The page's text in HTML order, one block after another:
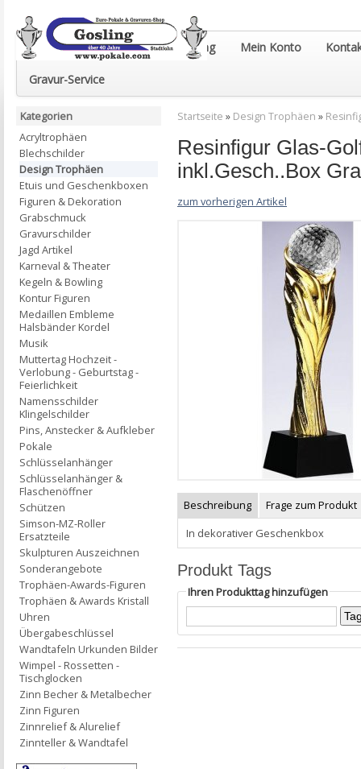
Euro-Pokale & Gravur-Shop Gosling Mein Konto
Gravur-Service
Startseite » Design Trophäen »
Resinfigur Glas-
inkl.Gesch..Box
zum vorherigen Artikel
Beschreibung
Frage zum Produkt
In dekorativer Geschenkbox
Produkt Tags
Ihren Produkttag hinzufügen
Kategorien
Acryltrophäen
Blechschilder
Design Trophäen
Etuis und Geschenkboxen
Figuren & Dekoration
Grabschmuck
Gravurschilder
Jagd Artikel
Karneval & Theater
Kegeln & Bowling
Kontur Figuren
Medaillen Embleme
Halsbänder Kordel
Musik
Muttertag Hochzeit -
Verlobung - Geburtstag -
Feierlichkeit
Namensschilder
Klingelschilder
Pins, Anstecker & Aufkleber
Pokale
Schlüsselanhänger
Schlüsselanhänger &
Flaschenöffner
Schützen
Simson-MZ-Roller
Ersatzteile
Skulpturen Auszeichnen
Sonderangebote
Trophäen-Awards-Figuren
Trophäen & Awards Kristall
Uhren
Übergabeschlüssel
Wandtafeln Urkunden Bilder
Wimpel - Rossetten -
Tischglocken
Zinn Becher & Metalbecher
Zinn Figuren
Zinnrelief & Alurelief
Zinnteller & Wandtafel